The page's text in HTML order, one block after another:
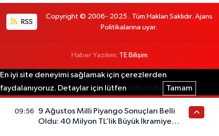
RSS
Copyright © 2006- 2025 . Tüm Hakları Saklıdır. Ajans
Politikalarına uyar.
Haber Yazılımı: TE Bilişim
En iyi site deneyimi sağlamak için çerezlerden
faydalanıyoruz. Detaylar için lütfen OKUYUN Tamam
09:56
9 Ağustos Milli Piyango Sonuçları Belli
Oldu: 40 Milyon TL’lik Büyük İkramiye